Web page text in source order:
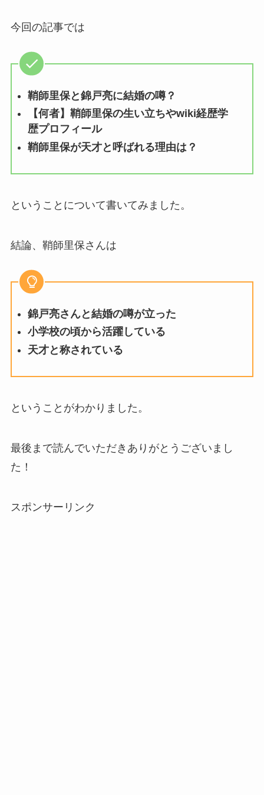
今回の記事では
鞘師里保と錦戸亮に結婚の噂？
【何者】鞘師里保の生い立ちやwiki経歴学
歴プロフィール
鞘師里保が天才と呼ばれる理由は？
ということについて書いてみました。
結論、鞘師里保さんは
錦戸亮さんと結婚の噂が立った
小学校の頃から活躍している
天才と称されている
ということがわかりました。
最後まで読んでいただきありがとうございまし
た！
スポンサーリンク